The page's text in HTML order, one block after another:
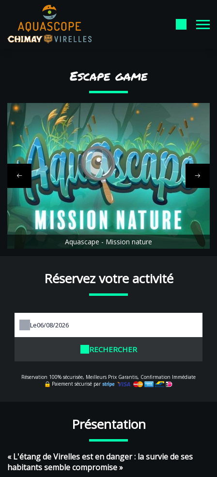
Escape game
Aquascape - Mission nature
Réservez votre activité
Le
RECHERCHER
Réservation 100% sécurisée, Meilleurs Prix Garantis, Confirmation Immédiate
Paiement sécurisé par
Présentation
« L'étang de Virelles est en danger : la survie de ses
habitants semble compromise »